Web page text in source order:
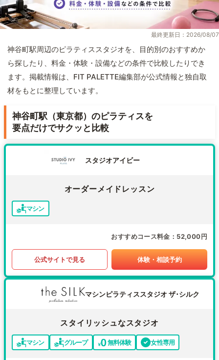
最終更新日：2026/08/07
神谷町駅周辺のピラティススタジオを、目的別のおすすめか
ら探したり、料金・体験・設備などの条件で比較したりでき
ます。掲載情報は、FIT PALETTE編集部が公式情報と独自取
材をもとに整理しています。
神谷町駅（東京都）のピラティスを
要点だけでサクッと比較
スタジオアイビー
オーダーメイドレッスン
マシン
おすすめコース料金 52,000円
公式サイトで見る 体験・相談予約
マシンピラティススタジオ ザ･シルク
スタイリッシュなスタジオ
マシン グループ 無料体験 女性専用